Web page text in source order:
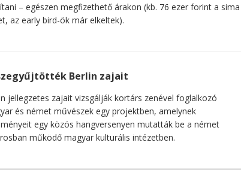
– egészen megfizethető árakon (kb. 76 ezer forint a sima
az early bird-ök már elkeltek).
Berlin zajait
jellegzetes zajait vizsgálják kortárs zenével foglalkozó
és német művészek egy projektben, amelynek
egy közös hangversenyen mutatták be a német
működő magyar kulturális intézetben.